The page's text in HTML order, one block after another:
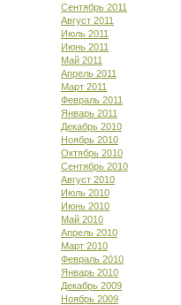
Сентябрь 2011
Август 2011
Июль 2011
Июнь 2011
Май 2011
Апрель 2011
Март 2011
Февраль 2011
Январь 2011
Декабрь 2010
Ноябрь 2010
Октябрь 2010
Сентябрь 2010
Август 2010
Июль 2010
Июнь 2010
Май 2010
Апрель 2010
Март 2010
Февраль 2010
Январь 2010
Декабрь 2009
Ноябрь 2009